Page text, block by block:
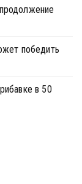
победить
в 50